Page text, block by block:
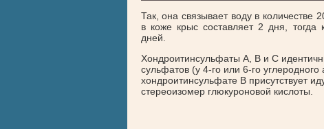
Так, она связывает воду в количестве
в коже крыс составляет 2 дня,
дней.
Хондроитинсульфаты А, В и С
сульфатов (у 4-го или 6-го
хондроитинсульфате В присутствует
стереоизомер глюкуроновой кислоты.